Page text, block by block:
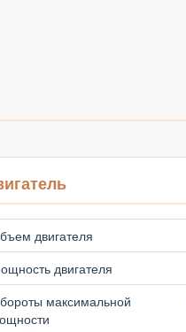
двигателя
двигателя
максимальной